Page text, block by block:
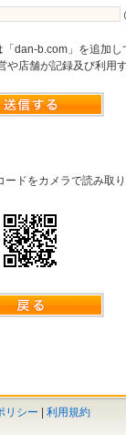
dan-b.com」を追加し
店舗が記録及び利用
ドをカメラで読み取
リシー 利用規約